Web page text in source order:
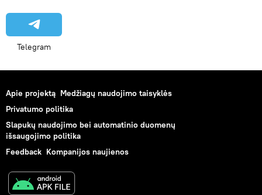
Telegram
Apie projektą Medžiagų naudojimo taisyklės
Privatumo politika
Slapukų naudojimo bei automatinio duomenų
išsaugojimo politika
Feedback Kompanijos naujienos